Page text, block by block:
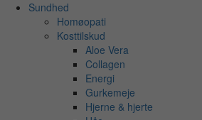
Sundhed
Homøopati
Kosttilskud
Aloe Vera
Collagen
Energi
Gurkemeje
Hjerne & hjerte